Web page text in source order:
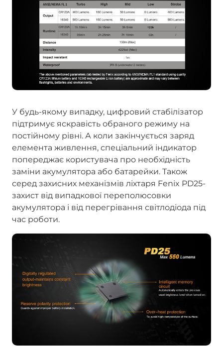
У будь-якому випадку, цифровий стабілізатор
підтримує яскравість обраного режиму на
постійному рівні. А коли закінчується заряд
елемента живлення, спеціальний індикатор
попереджає користувача про необхідність
заміни акумулятора або батарейки. Також
серед захисних механізмів ліхтаря Fenix PD25-
захист від випадкової переполюсовки
акумулятора і від перегрівання світлодіода під
час роботи.